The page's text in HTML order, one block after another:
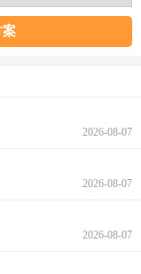
2026-08-07
2026-08-07
2026-08-07